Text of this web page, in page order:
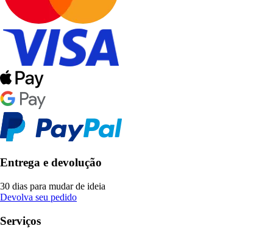
Entrega e devolução
30 dias para mudar de ideia
Devolva seu pedido
Serviços